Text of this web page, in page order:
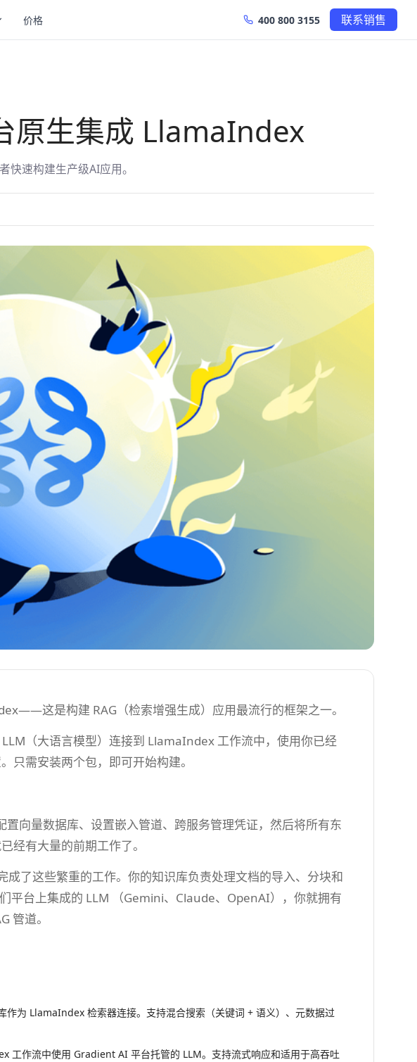
价格 400 800 3155 联系销售
原生集成 LlamaIndex
速构建生产级AI应用。
这是构建 RAG（检索增强生成）应用最流行的框架之一。
（大语言模型）连接到 LlamaIndex 工作流中，使用你已经
只需安装两个包，即可开始构建。
向量数据库、设置嵌入管道、跨服务管理凭证，然后将所有东
经有大量的前期工作了。
了这些繁重的工作。你的知识库负责处理文档的导入、分块和
平台上集成的 LLM （Gemini、Claude、OpenAI），你就拥有
管道。
作为 LlamaIndex 检索器连接。支持混合搜索（关键词 + 语义）、元数据过
工作流中使用 Gradient AI 平台托管的 LLM。支持流式响应和适用于高吞吐